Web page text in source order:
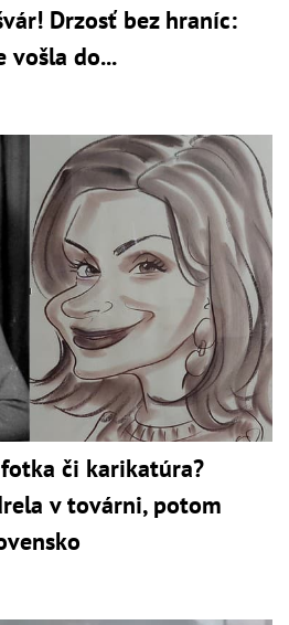
Drzosť bez hraníc:
vošla do...
či karikatúra?
v továrni, potom